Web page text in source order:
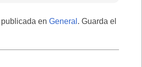
en General . Guarda el